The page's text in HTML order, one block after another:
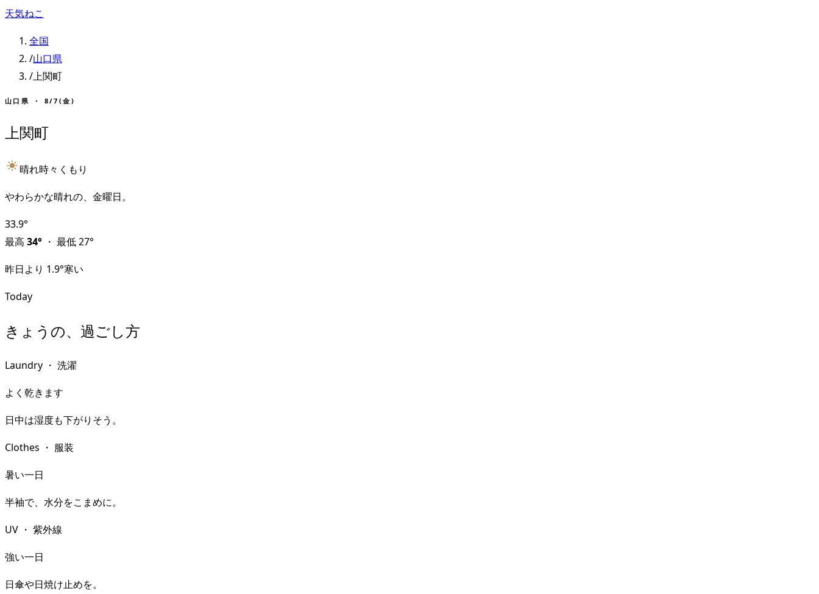
天気ねこ
全国
/山口県
/上関町
山口県 ・ 8/7(金)
上関町
晴れ時々くもり
やわらかな晴れの、金曜日。
33.9°
最高 34° ・ 最低27°
昨日より 1.9°寒い
Today
きょうの、過ごし方
Laundry ・ 洗濯
よく乾きます
日中は湿度も下がりそう。
Clothes ・ 服装
暑い一日
半袖で、水分をこまめに。
UV ・ 紫外線
強い一日
日傘や日焼け止めを。